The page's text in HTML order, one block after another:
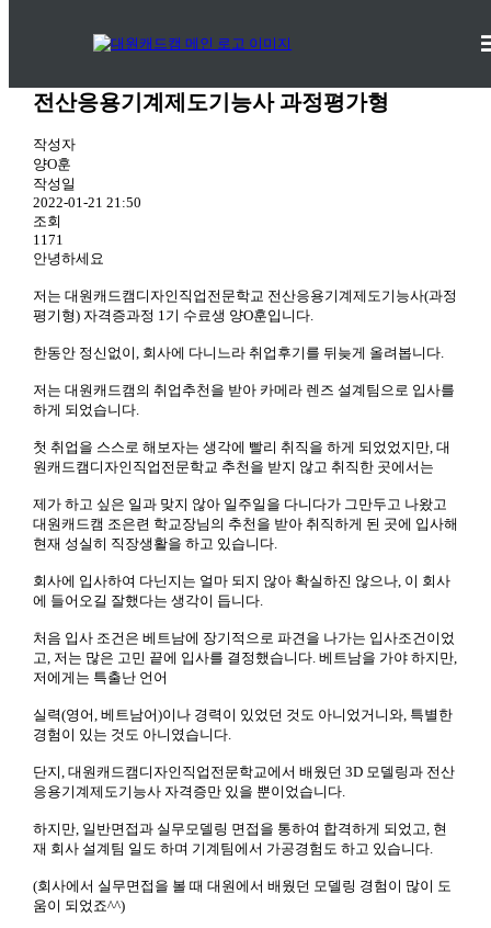
전산응용기계제도기능사 과정평가형
작성자
양O훈
작성일
2022-01-21 21:50
조회
1171
안녕하세요
저는 대원캐드캠디자인직업전문학교 전산응용기계제도기능사(과정
평기형) 자격증과정 1기 수료생 양O훈입니다.
한동안 정신없이, 회사에 다니느라 취업후기를 뒤늦게 올려봅니다.
저는 대원캐드캠의 취업추천을 받아 카메라 렌즈 설계팀으로 입사를
하게 되었습니다.
첫 취업을 스스로 해보자는 생각에 빨리 취직을 하게 되었었지만, 대
원캐드캠디자인직업전문학교 추천을 받지 않고 취직한 곳에서는
제가 하고 싶은 일과 맞지 않아 일주일을 다니다가 그만두고 나왔고
대원캐드캠 조은련 학교장님의 추천을 받아 취직하게 된 곳에 입사해
현재 성실히 직장생활을 하고 있습니다.
회사에 입사하여 다닌지는 얼마 되지 않아 확실하진 않으나, 이 회사
에 들어오길 잘했다는 생각이 듭니다.
처음 입사 조건은 베트남에 장기적으로 파견을 나가는 입사조건이었
고, 저는 많은 고민 끝에 입사를 결정했습니다. 베트남을 가야 하지만,
저에게는 특출난 언어
실력(영어, 베트남어)이나 경력이 있었던 것도 아니었거니와, 특별한
경험이 있는 것도 아니였습니다.
단지, 대원캐드캠디자인직업전문학교에서 배웠던 3D 모델링과 전산
응용기계제도기능사 자격증만 있을 뿐이었습니다.
하지만, 일반면접과 실무모델링 면접을 통하여 합격하게 되었고, 현
재 회사 설계팀 일도 하며 기계팀에서 가공경험도 하고 있습니다.
(회사에서 실무면접을 볼 때 대원에서 배웠던 모델링 경험이 많이 도
움이 되었죠^^)